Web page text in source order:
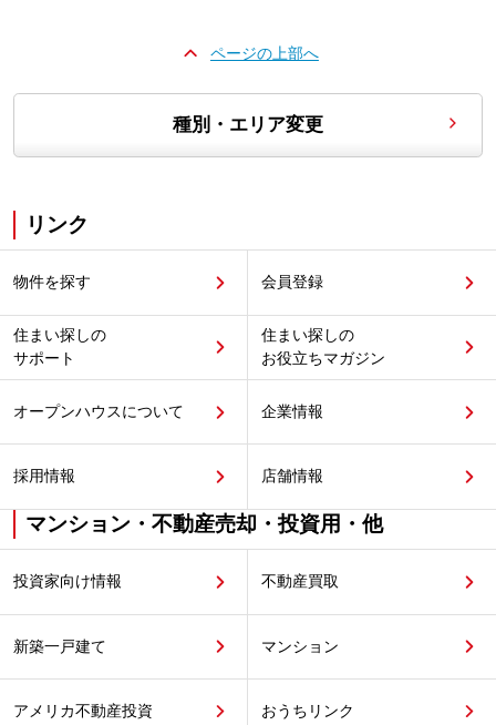
ページの上部へ
種別・エリア変更
リンク
物件を探す 会員登録
住まい探しの
サポート
住まい探しの
お役立ちマガジン
オープンハウスについて 企業情報
採用情報 店舗情報
マンション・不動産売却・投資用・他
投資家向け情報 不動産買取
新築一戸建て マンション
アメリカ不動産投資 おうちリンク